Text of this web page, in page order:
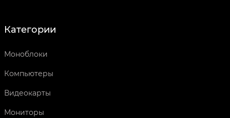
Категории
Моноблоки
Компьютеры
Видеокарты
Мониторы